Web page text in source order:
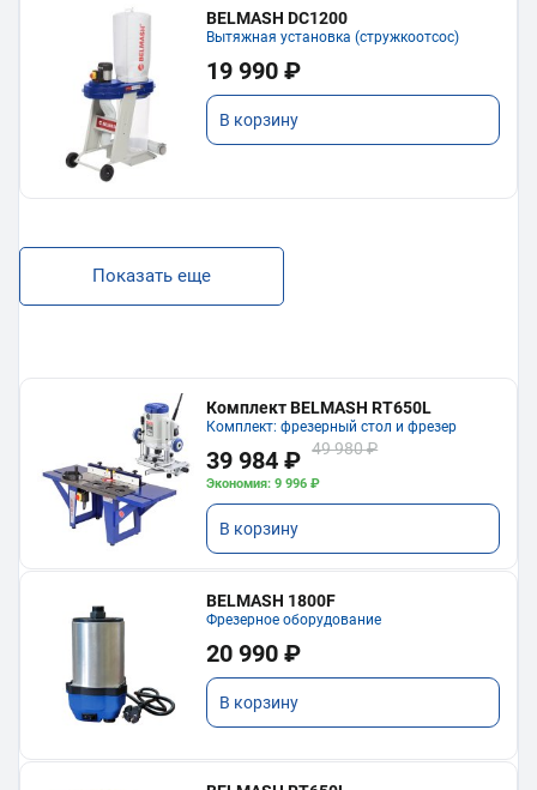
BELMASH DC1200
Вытяжная установка (стружкоотсос)
19 990 ₽
В корзину
Показать еще
Комплект BELMASH RT650L
Комплект: фрезерный стол и фрезер
39 984 ₽ 49 980 ₽
Экономия: 9 996 ₽
В корзину
BELMASH 1800F
Фрезерное оборудование
20 990 ₽
В корзину